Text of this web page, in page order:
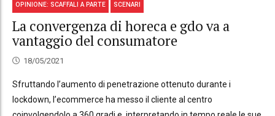
OPINIONE: SCAFFALI A PARTE SCENARI
La convergenza di horeca e gdo va a
vantaggio del consumatore
18/05/2021
Sfruttando l’aumento di penetrazione ottenuto durante i
lockdown, l’ecommerce ha messo il cliente al centro